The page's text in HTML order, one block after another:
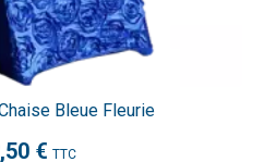
Bleue Fleurie
€ TTC